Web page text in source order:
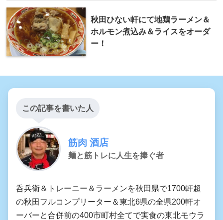
秋田ひない軒にて地鶏ラーメン＆
ホルモン煮込み＆ライスをオーダ
ー！
この記事を書いた人
筋肉 酒店
麺と筋トレに人生を捧ぐ者
呑兵衛＆トレーニー＆ラーメンを秋田県で1700軒超
の秋田フルコンプリーター＆東北6県の全県200軒オ
ーバーと合併前の400市町村全てで実食の東北モウラ